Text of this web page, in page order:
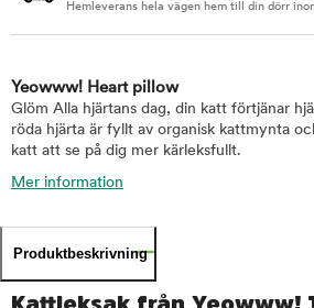
Hemleverans hela vägen hem till din dörr
Yeowww! Heart pillow
Glöm Alla hjärtans dag, din katt förtjänar
röda hjärta är fyllt av organisk kattmynta
katt att se på dig mer kärleksfullt.
Mer information
Produktbeskrivning
Kattleksak från Yeowww!